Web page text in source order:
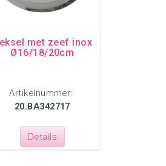
met zeef inox
Ø16/18/20cm
Artikelnummer:
20.BA342717
Details